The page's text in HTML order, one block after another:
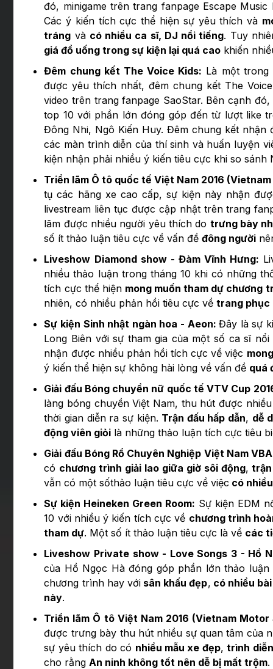
đó, minigame trên trang fanpage Escape
Các ý kiến tích cực thể hiện sự yêu thích và
tráng và có nhiều ca sĩ, DJ nổi tiếng. Tuy
giá đồ uống trong sự kiện lại quá cao khiến
Đêm chung kết The Voice Kids: Là một
được yêu thích nhất, đêm chung kết The
video trên trang fanpage SaoStar. Bên cạnh
top 10 với phần lớn đóng góp đến từ lượt like
Đông Nhi, Ngô Kiến Huy. Đêm chung kết
các màn trình diễn của thí sinh và huấn luyện
kiện nhận phải nhiều ý kiến tiêu cực khi so
Triển lãm Ô tô quốc tế Việt Nam 2016
tụ các hãng xe cao cấp, sự kiện này nhận
livestream liên tục được cập nhật trên trang
lãm được nhiều người yêu thích do trưng bày
số ít thảo luận tiêu cực về vấn đềđông người
Liveshow Diamond show - Đàm Vĩnh Hưng:
nhiều thảo luận trong tháng 10 khi có những
tích cực thể hiện mong muốn tham dự chương
nhiên, có nhiều phản hồi tiêu cực vềtrang phục
Sự kiện Sinh nhật ngàn hoa - Aeon:Đây là sự
Long Biên với sự tham gia của một số ca sĩ
nhận được nhiều phản hồi tích cực về việc
ý kiến thể hiện sự không hài lòng về vấn đề quá
Giải đấu Bóng chuyền nữ quốc tế VTV Cup
làng bóng chuyền Việt Nam, thu hút được
thời gian diễn ra sự kiện. Trận đấu hấp dẫn, dễ
động viên giỏi là những thảo luận tích cực tiêu
Giải đấu Bóng Rổ Chuyên Nghiệp Việt Nam
có chương trình giải lao giữa giờ sôi động, trận
vẫn có một sốthảo luận tiêu cực về việc có
Sự kiện Heineken Green Room: Sự kiện EDM
10 với nhiều ý kiến tích cực về chương trình
tham dự. Một số ít thảo luận tiêu cực là về các
Liveshow Private show - Love Songs 3 - Hồ
của Hồ Ngọc Hà đóng góp phần lớn thảo
chương trình hay vớisân khấu đẹp, có nhiều
này.
Triển lãm Ô tô Việt Nam 2016 (Vietnam Motor
được trưng bày thu hút nhiều sự quan tâm của
sự yêu thích do có nhiều mẫu xe đẹp,trình
cho rằng An ninh không tốt nên dễ bị mất trộm.